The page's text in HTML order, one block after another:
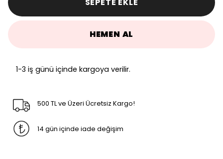
SEPETE EKLE
HEMEN AL
1-3 iş günü içinde kargoya verilir.
500 TL ve Üzeri Ücretsiz Kargo!
14 gün içinde iade değişim